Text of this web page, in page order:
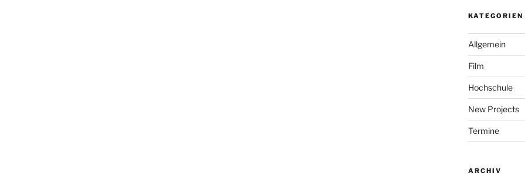
KATEGORIEN
Allgemein
Film
Hochschule
New Projects
Termine
ARCHIV